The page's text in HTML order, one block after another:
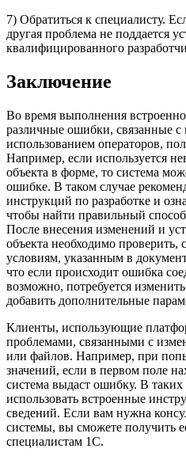
7) Обратиться к специалисту.
другая проблема не поддается
квалифицированного
Заключение
Во время выполнения
различные ошибки, связанные с
использованием операторов,
Например, если используется
объекта в форме, то система
ошибке. В таком случае
инструкций по разработке и
чтобы найти правильный
После внесения изменений и
объекта необходимо проверить,
условиям, указанным в
что если происходит ошибка
возможно, потребуется
добавить дополнительные
Клиенты, использующие
проблемами, связанными с
или файлов. Например, при
значений, если в первом поле
система выдаст ошибку. В таких
использовать встроенные
сведений. Если вам нужна
системы, вы сможете получить
специалистам 1С.